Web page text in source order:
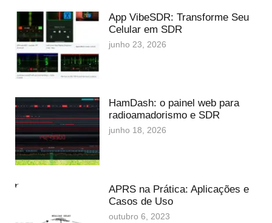
App VibeSDR: Transforme Seu
Celular em SDR
junho 23, 2026
HamDash: o painel web para
radioamadorismo e SDR
junho 18, 2026
APRS na Prática: Aplicações e
Casos de Uso
outubro 6, 2023